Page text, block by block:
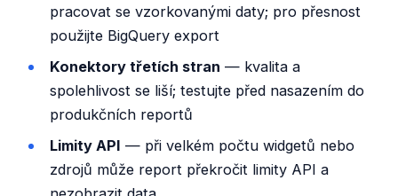
pracovat se vzorkovanými daty; pro přesnost
použijte BigQuery export
Konektory třetích stran — kvalita a
spolehlivost se liší; testujte před nasazením do
produkčních reportů
Limity API — při velkém počtu widgetů nebo
zdrojů může report překročit limity API a